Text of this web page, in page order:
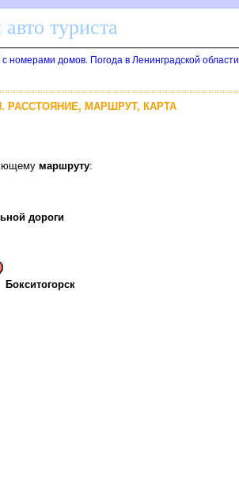
туриста
домов. Погода в Ленинградской области
РАССТОЯНИЕ, МАРШРУТ, КАРТА
маршруту:
дороги
Бокситогорск